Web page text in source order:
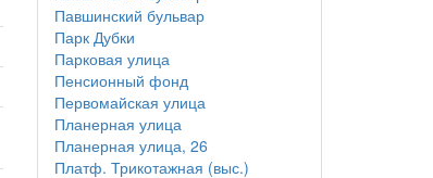
Павшинский бульвар
Парк Дубки
Парковая улица
Пенсионный фонд
Первомайская улица
Планерная улица
Планерная улица, 26
Платф. Трикотажная (выс.)